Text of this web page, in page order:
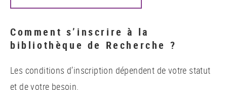
Comment s’inscrire à la
bibliothèque de Recherche ?
Les conditions d’inscription dépendent de votre statut
et de votre besoin.